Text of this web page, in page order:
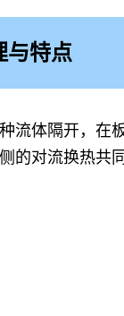
与特点
流体隔开，在
的对流换热共